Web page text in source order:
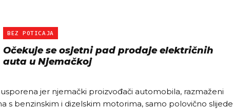
BEZ POTICAJA
Očekuje se osjetni pad prodaje električnih
auta u Njemačkoj
jer njemački proizvođači automobila, razmaženi
s benzinskim i dizelskim motorima, samo polovično slijede